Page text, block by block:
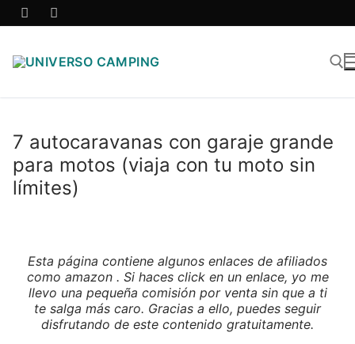
7 autocaravanas con garaje grande
para motos (viaja con tu moto sin
límites)
Esta página contiene algunos enlaces de afiliados
como amazon . Si haces click en un enlace, yo me
llevo una pequeña comisión por venta sin que a ti
te salga más caro. Gracias a ello, puedes seguir
disfrutando de este contenido gratuitamente.